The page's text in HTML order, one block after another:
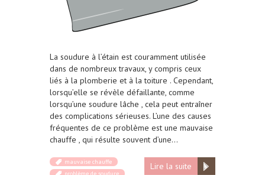
La soudure à l’étain est couramment utilisée
dans de nombreux travaux, y compris ceux
liés à la plomberie et à la toiture . Cependant,
lorsqu’elle se révèle défaillante, comme
lorsqu’une soudure lâche , cela peut entraîner
des complications sérieuses. L’une des causes
fréquentes de ce problème est une mauvaise
chauffe , qui résulte souvent d’une…
Lire la suite
mauvaise chauffe